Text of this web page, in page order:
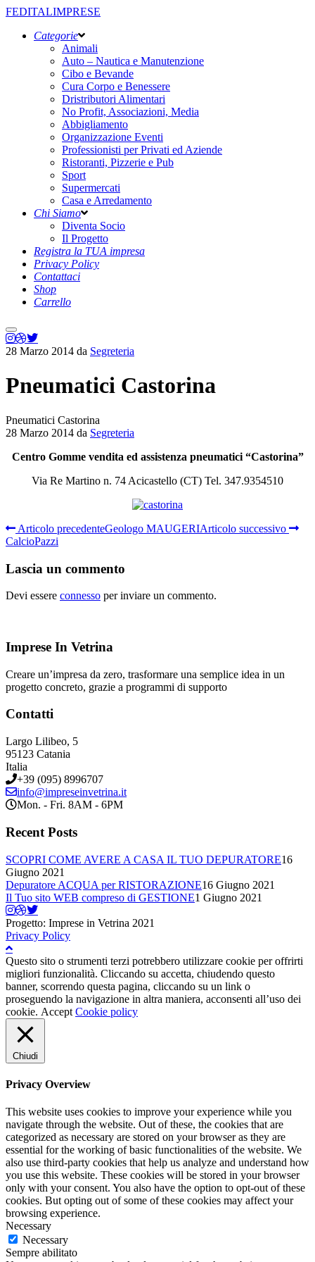
FEDITALIMPRESE
Categorie
Animali
Auto – Nautica e Manutenzione
Cibo e Bevande
Cura Corpo e Benessere
Dristributori Alimentari
No Profit, Associazioni, Media
Abbigliamento
Organizzazione Eventi
Professionisti per Privati ed Aziende
Ristoranti, Pizzerie e Pub
Sport
Supermercati
Casa e Arredamento
Chi Siamo
Diventa Socio
Il Progetto
Registra la TUA impresa
Privacy Policy
Contattaci
Shop
Carrello
Menu
principale
28 Marzo 2014 da Segreteria
Pneumatici Castorina
Pneumatici Castorina
28 Marzo 2014 da Segreteria
Centro Gomme vendita ed assistenza pneumatici “Castorina”
Via Re Martino n. 74 Acicastello (CT) Tel. 347.9354510
Articolo precedenteGeologo MAUGERIArticolo successivo
CalcioPazzi
Lascia un commento
Devi essere connesso per inviare un commento.
Imprese In Vetrina
Creare un’impresa da zero, trasformare una semplice idea in un
progetto concreto, grazie a programmi di supporto
Contatti
Largo Lilibeo, 5
95123 Catania
Italia
+39 (095) 8996707
info@impreseinvetrina.it
Mon. - Fri. 8AM - 6PM
Recent Posts
SCOPRI COME AVERE A CASA IL TUO DEPURATORE16
Giugno 2021
Depuratore ACQUA per RISTORAZIONE16 Giugno 2021
Il Tuo sito WEB compreso di GESTIONE1 Giugno 2021
Progetto: Imprese in Vetrina 2021
Privacy Policy
Questo sito o strumenti terzi potrebbero utilizzare cookie per offrirti
migliori funzionalità. Cliccando su accetta, chiudendo questo
banner, scorrendo questa pagina, cliccando su un link o
proseguendo la navigazione in altra maniera, acconsenti all’uso dei
cookie. Accept Cookie policy
Chiudi
Privacy Overview
This website uses cookies to improve your experience while you
navigate through the website. Out of these, the cookies that are
categorized as necessary are stored on your browser as they are
essential for the working of basic functionalities of the website. We
also use third-party cookies that help us analyze and understand how
you use this website. These cookies will be stored in your browser
only with your consent. You also have the option to opt-out of these
cookies. But opting out of some of these cookies may affect your
browsing experience.
Necessary
Necessary
Sempre abilitato